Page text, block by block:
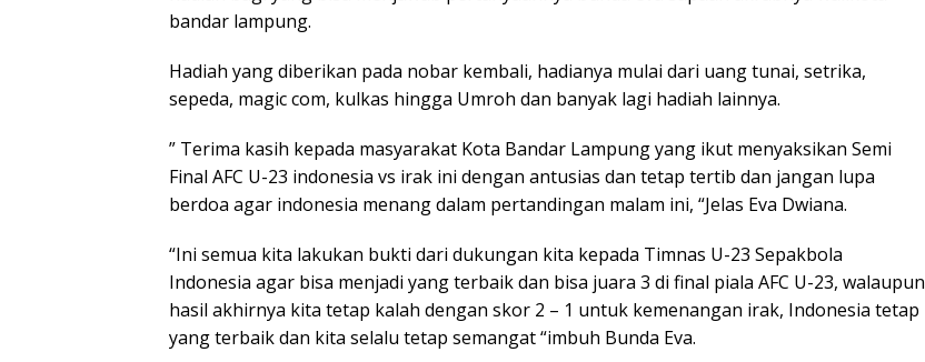
bandar lampung.
Hadiah yang diberikan pada nobar kembali, hadianya mulai dari uang tunai, setrika,
sepeda, magic com, kulkas hingga Umroh dan banyak lagi hadiah lainnya.
” Terima kasih kepada masyarakat Kota Bandar Lampung yang ikut menyaksikan Semi
Final AFC U-23 indonesia vs irak ini dengan antusias dan tetap tertib dan jangan lupa
berdoa agar indonesia menang dalam pertandingan malam ini, “Jelas Eva Dwiana.
“Ini semua kita lakukan bukti dari dukungan kita kepada Timnas U-23 Sepakbola
Indonesia agar bisa menjadi yang terbaik dan bisa juara 3 di final piala AFC U-23, walaupun
hasil akhirnya kita tetap kalah dengan skor 2 – 1 untuk kemenangan irak, Indonesia tetap
yang terbaik dan kita selalu tetap semangat “imbuh Bunda Eva.